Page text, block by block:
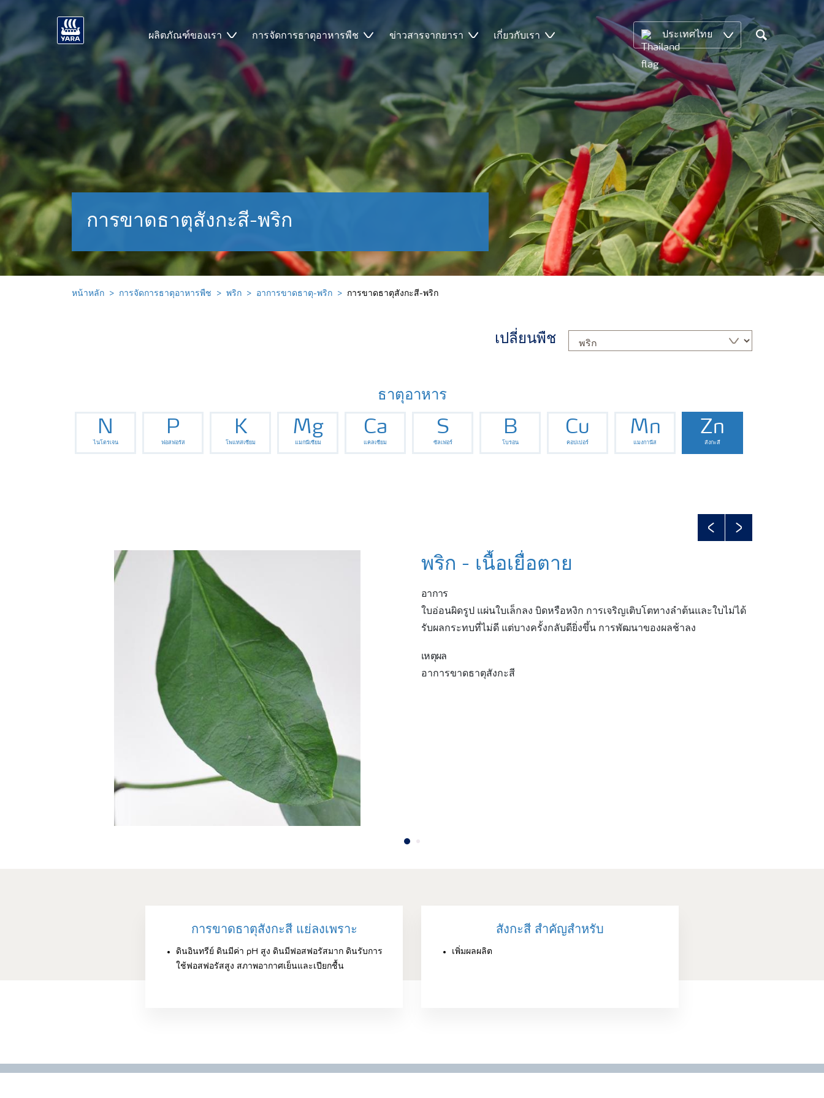
ผลิตภัณฑ์ของเรา การจัดการธาตุอาหารพืช ข่าวสารจากยารา เกี่ยวกับเรา ประเทศไทย
Search
การขาดธาตุสังกะสี-พริก
หน้าหลัก การจัดการธาตุอาหารพืช พริก อาการขาดธาตุ-พริก การขาดธาตุสังกะสี-พริก
เปลี่ยนพืช
ธาตุอาหาร
N
ไนโตรเจน
P
ฟอสฟอรัส
K
โพแทสเซียม
Mg
แมกนีเซียม
Ca
แคลเซียม
S
ซัลเฟอร์
B
โบรอน
Cu
คอปเปอร์
Mn
แมงกานีส
Zn
สังกะสี
PreviousNext
พริก - เนื้อเยื่อตาย
อาการ
ใบอ่อนผิดรูป แผ่นใบเล็กลง บิดหรือหงิก การเจริญเติบโตทางลำต้นและใบไม่ได้
รับผลกระทบที่ไม่ดี แต่บางครั้งกลับดียิ่งขึ้น การพัฒนาของผลช้าลง
เหตุผล
อาการขาดธาตุสังกะสี
การขาดธาตุสังกะสี แย่ลงเพราะ
ดินอินทรีย์ ดินมีค่า pH สูง ดินมีฟอสฟอรัสมาก ดินรับการ
ใช้ฟอสฟอรัสสูง สภาพอากาศเย็นและเปียกชื้น
สังกะสี สำคัญสำหรับ
เพิ่มผลผลิต